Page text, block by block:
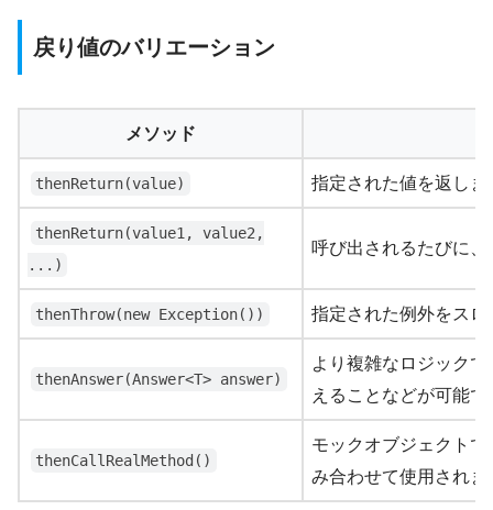
戻り値のバリエーション
メソッド
thenReturn(value) 指定された値を返し
thenReturn(value1, value2,
...)
呼び出されるたびに
thenThrow(new Exception()) 指定された例外をス
thenAnswer(Answer<T> answer)
より複雑なロジック
えることなどが可能で
thenCallRealMethod()
モックオブジェクト
み合わせて使用されま